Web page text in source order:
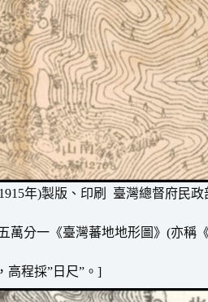
年)製版、印刷 臺灣總督府民政
萬分一《臺灣蕃地地形圖》(亦稱
高程採”日尺”。]